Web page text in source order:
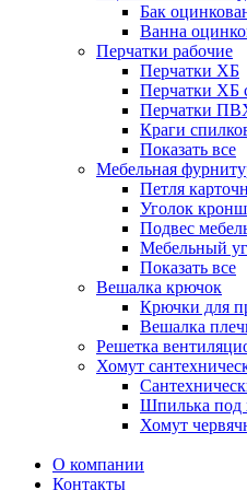
Бак
Ванна
Перчатки рабочие
Перчатки ХБ
Перчатки
Перчатки
Краги
Показать все
Мебельная
Петля
Уголок
Подвес
Мебельный
Показать все
Вешалка крючок
Крючки для
Вешалка
Решетка
Хомут
Шпилька под
Хомут
О компании
Контакты